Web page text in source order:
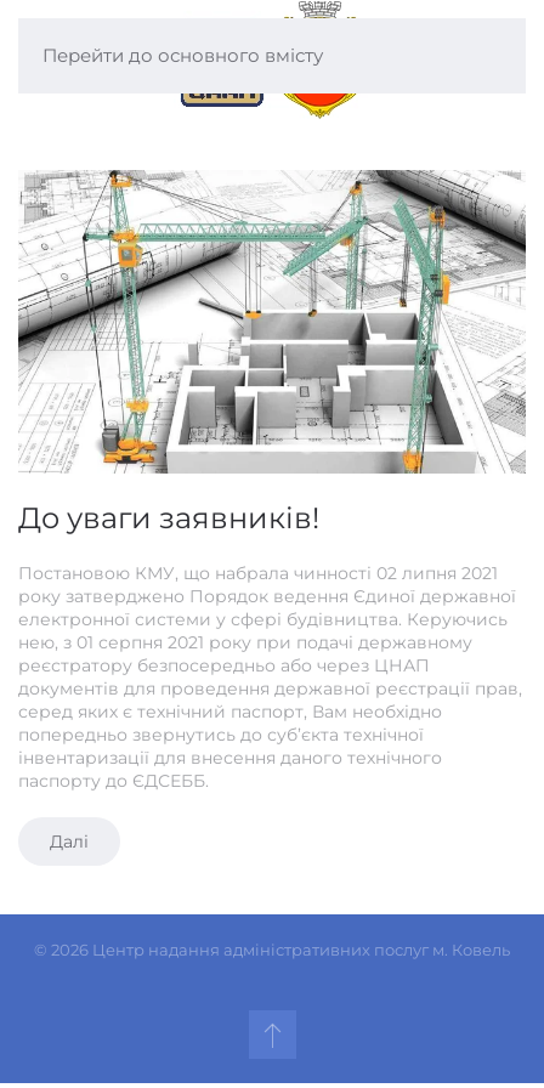
Перейти до основного вмісту
До уваги заявників!
Постановою КМУ, що набрала чинності 02 липня 2021
року затверджено Порядок ведення Єдиної державної
електронної системи у сфері будівництва. Керуючись
нею, з 01 серпня 2021 року при подачі державному
реєстратору безпосередньо або через ЦНАП
документів для проведення державної реєстрації прав,
серед яких є технічний паспорт, Вам необхідно
попередньо звернутись до суб’єкта технічної
інвентаризації для внесення даного технічного
паспорту до ЄДСЕББ.
Далі
© 2026 Центр надання адміністративних послуг м. Ковель